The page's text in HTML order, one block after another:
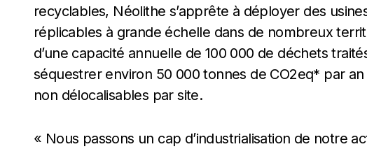
recyclables, Néolithe s’apprête à déployer des
réplicables à grande échelle dans de nombreux
d’une capacité annuelle de 100 000 de déchets
séquestrer environ 50 000 tonnes de CO2eq* par
non délocalisables par site.
« Nous passons un cap d’industrialisation de notre